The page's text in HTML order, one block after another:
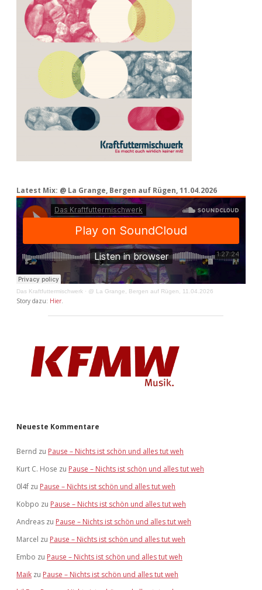
Latest Mix: @ La Grange, Bergen auf Rügen, 11.04.2026
Das Kraftfuttermischwerk · @ La Grange, Bergen auf Rügen, 11.04.2026
Story dazu: Hier
Neueste Kommentare
Bernd zu Pause – Nichts ist schön und alles tut weh
Kurt C. Hose zu Pause – Nichts ist schön und alles tut weh
0l4f zu Pause – Nichts ist schön und alles tut weh
Kobpo zu Pause – Nichts ist schön und alles tut weh
Andreas zu Pause – Nichts ist schön und alles tut weh
Marcel zu Pause – Nichts ist schön und alles tut weh
Embo zu Pause – Nichts ist schön und alles tut weh
Maik zu Pause – Nichts ist schön und alles tut weh